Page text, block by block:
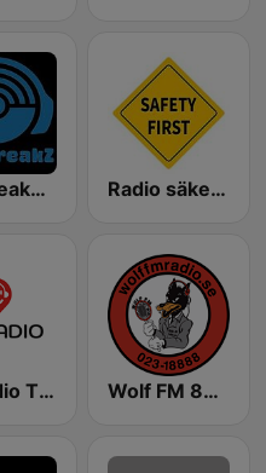
BeatFreakZ Online Radio säkerhet
GG Radio TRANCE Wolf FM 88,8